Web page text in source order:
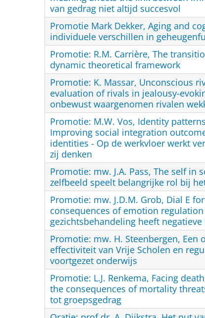
van gedrag niet altijd succesvol
Promotie Mark Dekker, Aging and
individuele verschillen in
Promotie: R.M. Carrière, The
dynamic theoretical framework
Promotie: K. Massar, Unconscious
evaluation of rivals in jealousy-
onbewust waargenomen rivalen
Promotie: M.W. Vos, Identity
Improving social integration
identities - Op de werkvloer werkt
zij denken
Promotie: mw. J.A. Pass, The self in
zelfbeeld speelt belangrijke rol bij
Promotie: mw. J.D.M. Grob, Dial E
consequences of emotion
gezichtsbehandeling heeft
Promotie: mw. H. Steenbergen, Een
effectiviteit van Vrije Scholen en
voortgezet onderwijs
Promotie: L.J. Renkema, Facing
the consequences of mortality
tot groepsgedrag